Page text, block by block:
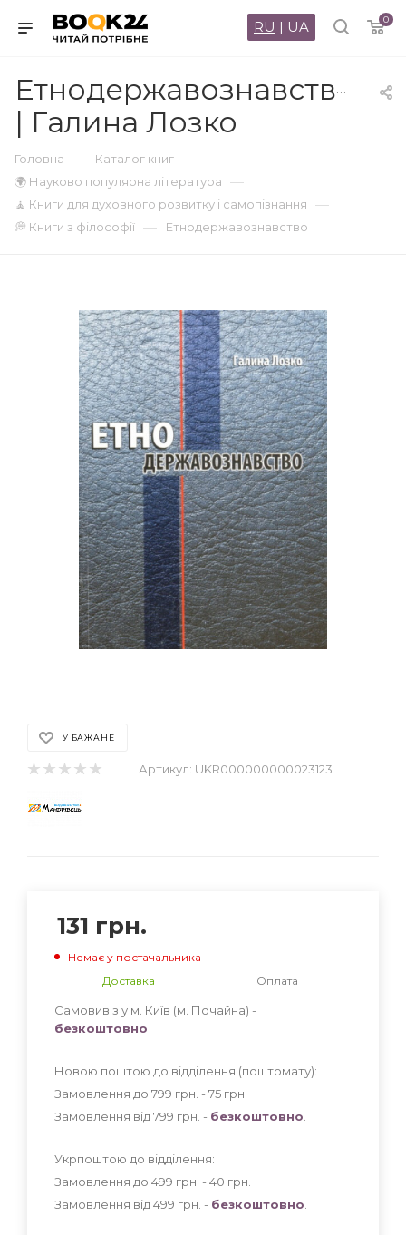
0
RU | UA
Етнодержавознавство
| Галина Лозко
Головна — Каталог книг —
🌍 Науково популярна література —
🧘 Книги для духовного розвитку і самопізнання —
💭 Книги з філософії — Етнодержавознавство
У БАЖАНЕ
Артикул: UKR000000000023123
131 грн.
Немає у постачальника
Доставка
Оплата
Самовивіз у м. Київ (м. Почайна) -
безкоштовно
Новою поштою до відділення (поштомату):
Замовлення до 799 грн. - 75 грн
Замовлення від 799 грн. - безкоштовно
Укрпоштою до відділення:
Замовлення до 499 грн. - 40 грн
Замовлення від 499 грн. - безкоштовно